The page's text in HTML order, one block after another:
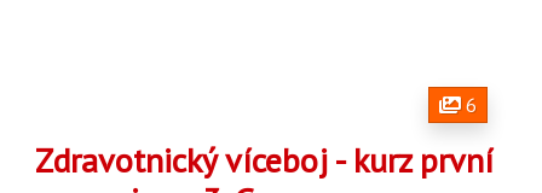
6
Zdravotnický víceboj - kurz první